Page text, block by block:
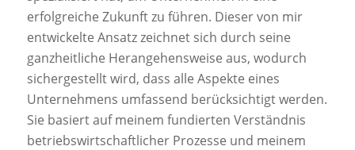
erfolgreiche Zukunft zu führen. Dieser von mir
entwickelte Ansatz zeichnet sich durch seine
ganzheitliche Herangehensweise aus, wodurch
sichergestellt wird, dass alle Aspekte eines
Unternehmens umfassend berücksichtigt werden.
Sie basiert auf meinem fundierten Verständnis
betriebswirtschaftlicher Prozesse und meinem